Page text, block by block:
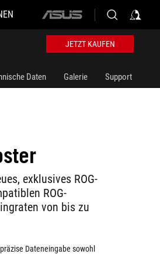
ASUS
logo
JETZT KAUFEN
Daten Galerie Support
exklusives ROG-
ROG-
von bis zu
Dateneingabe sowohl